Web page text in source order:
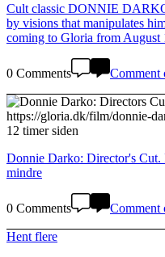
Cult classic DONNIE
by visions that manipulates
coming to Gloria from August
0 Comments Comment
12 timer siden
Donnie Darko: Director's Cut.
mindre
0 Comments Comment
Hent flere